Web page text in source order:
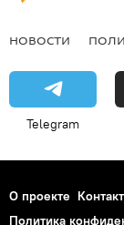
НОВОСТИ
Telegram
О проекте
Политика